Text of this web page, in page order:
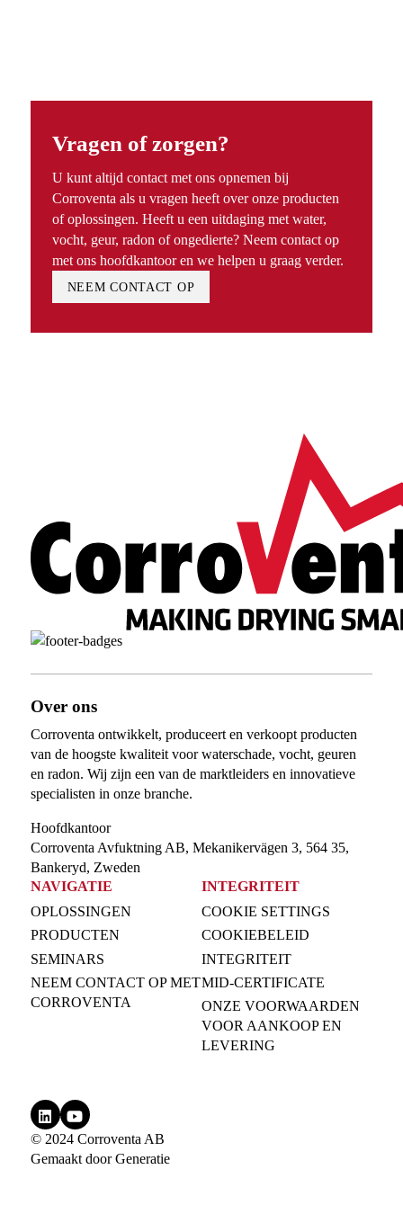
Vragen of zorgen?
U kunt altijd contact met ons opnemen bij
Corroventa als u vragen heeft over onze producten
of oplossingen. Heeft u een uitdaging met water,
vocht, geur, radon of ongedierte? Neem contact op
met ons hoofdkantoor en we helpen u graag verder.
NEEM CONTACT OP
Over ons
Corroventa ontwikkelt, produceert en verkoopt producten
van de hoogste kwaliteit voor waterschade, vocht, geuren
en radon. Wij zijn een van de marktleiders en innovatieve
specialisten in onze branche.
Hoofdkantoor
Corroventa Avfuktning AB, Mekanikervägen 3, 564 35,
Bankeryd, Zweden
NAVIGATIE
OPLOSSINGEN
PRODUCTEN
SEMINARS
NEEM CONTACT OP MET
CORROVENTA
INTEGRITEIT
COOKIE SETTINGS
COOKIEBELEID
INTEGRITEIT
MID-CERTIFICATE
ONZE VOORWAARDEN
VOOR AANKOOP EN
LEVERING
© 2024 Corroventa AB
Gemaakt doorGeneratie